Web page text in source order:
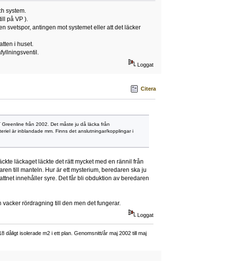
system.
på VP ).
svetspor, antingen mot systemet eller att det läcker
i huset.
Loggat
Citera
från 2002. Det måste ju då läcka från
är inblandade mm. Finns det anslutningar/kopplingar i
läckaget läckte det rätt mycket med en rännil från
till manteln. Hur är ett mysterium, beredaren ska ju
innehåller syre. Det får bli obduktion av beredaren
rördragning till den men det fungerar.
Loggat
isolerade m2 i ett plan. Genomsnitt/år maj 2002 till maj